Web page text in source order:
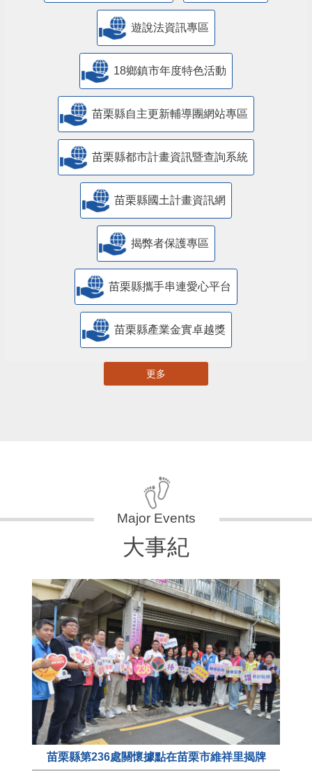
遊說法資訊專區
18鄉鎮市年度特色活動
苗栗縣自主更新輔導團網站專區
苗栗縣都市計畫資訊暨查詢系統
苗栗縣國土計畫資訊網
揭弊者保護專區
苗栗縣攜手串連愛心平台
苗栗縣產業金實卓越獎
更多
大事紀
苗栗縣第236處關懷據點在苗栗市維祥里揭牌